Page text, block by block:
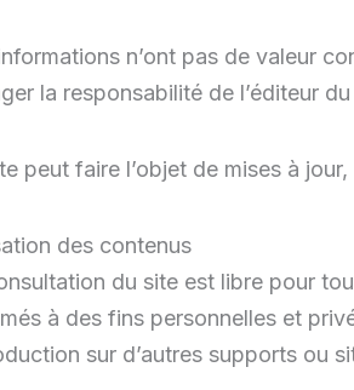
n’ont pas de valeur
la responsabilité de l’éditeur
peut faire l’objet de mises à
des contenus
du site est libre pour
à des fins personnelles et
sur d’autres supports ou